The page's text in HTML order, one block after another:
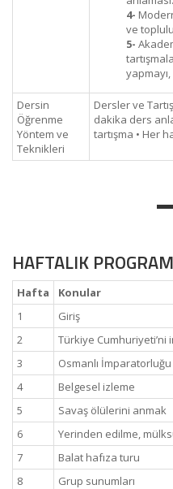
4-
ve
5-
Dersin
Öğrenme
Yöntem ve
Teknikleri
Dersler ve
dakika ders
tartışma • Her
HAFTALIK PROGRAM
Hafta Konular
1
Giriş
2
Türkiye Cumhuriyeti’ni
3
Osmanlı
4
Belgesel izleme
5
Savaş ölülerini anmak
6
Yerinden edilme,
7
Balat hafıza turu
8
Grup sunumları